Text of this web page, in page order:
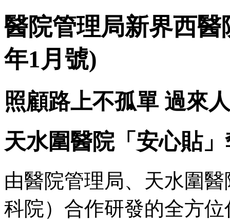
醫院管理局新界西醫
年1月號)
照顧路上不孤單 過來
天水圍醫院「安心貼
由醫院管理局、天水圍
科院）合作研發的全方